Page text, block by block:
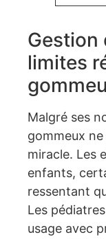
Gestion
limites
Malgré ses
gommeux
miracle. Les
enfants,
ressentant
Les
usage avec